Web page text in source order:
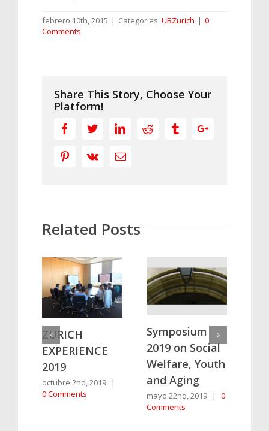
febrero 10th, 2015 | Categories: UBZurich | 0
Comments
Share This Story, Choose Your
Platform!
FacebookTwitterLinkedinReddit TumblrGoogle+
PinterestVk Email
Related Posts
ZURICH
EXPERIENCE
2019
octubre 2nd, 2019
|
0 Comments
Symposium
2019 on Social
Welfare, Youth
and Aging
mayo 22nd, 2019 |
0
Comments